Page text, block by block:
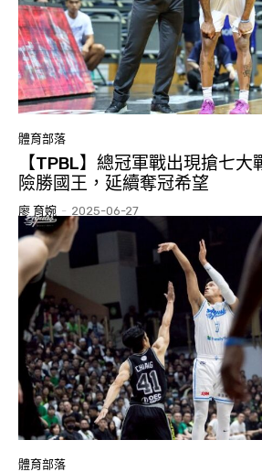
體育部落
【TPBL】總冠軍戰出現搶七
險勝國王，延續奪冠希望
廖 育婉 - 2025-06-27
體育部落